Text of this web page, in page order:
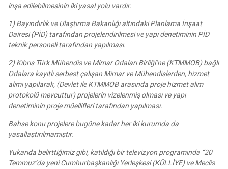
inşa edilebilmesinin iki yasal yolu vardır.
1) Bayındırlık ve Ulaştırma Bakanlığı altındaki Planlama İnşaat
Dairesi (PİD) tarafından projelendirilmesi ve yapı denetiminin PİD
teknik personeli tarafından yapılması.
2) Kıbrıs Türk Mühendis ve Mimar Odaları Birliği’ne (KTMMOB) bağlı
Odalara kayıtlı serbest çalışan Mimar ve Mühendislerden, hizmet
alımı yapılarak, (Devlet ile KTMMOB arasında proje hizmet alım
protokolü mevcuttur) projelerin vizelenmiş olması ve yapı
denetiminin proje müellifleri tarafından yapılması.
Bahse konu projelere bugüne kadar her iki kurumda da
yasallaştırılmamıştır.
Yukarıda belirttiğimiz gibi, katıldığı bir televizyon programında “20
Temmuz’da yeni Cumhurbaşkanlığı Yerleşkesi (KÜLLİYE) ve Meclis